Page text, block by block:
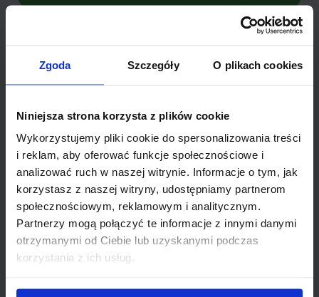
Zgoda Szczegóły O plikach cookies
Niniejsza strona korzysta z plików cookie
Wykorzystujemy pliki cookie do spersonalizowania treści
i reklam, aby oferować funkcje społecznościowe i
analizować ruch w naszej witrynie. Informacje o tym, jak
korzystasz z naszej witryny, udostępniamy partnerom
społecznościowym, reklamowym i analitycznym.
Partnerzy mogą połączyć te informacje z innymi danymi
otrzymanymi od Ciebie lub uzyskanymi podczas
korzystania z ich usług.
wyborze oferty
zł może być skomplikowany. Pierwszym krokiem
powinno być dokładne porównanie dostępnych opcji.
Warto sprawdzić nie tylko wysokość miesięcznych rat,
ale również całkowity koszt pożyczki.Całkowite
zrozumienie warunków umowyto klucz do uniknięcia
niespodzianek w przyszłości.
Zawsze analizuj, jakie są warunki
spłaty i jakie mogą wystąpić